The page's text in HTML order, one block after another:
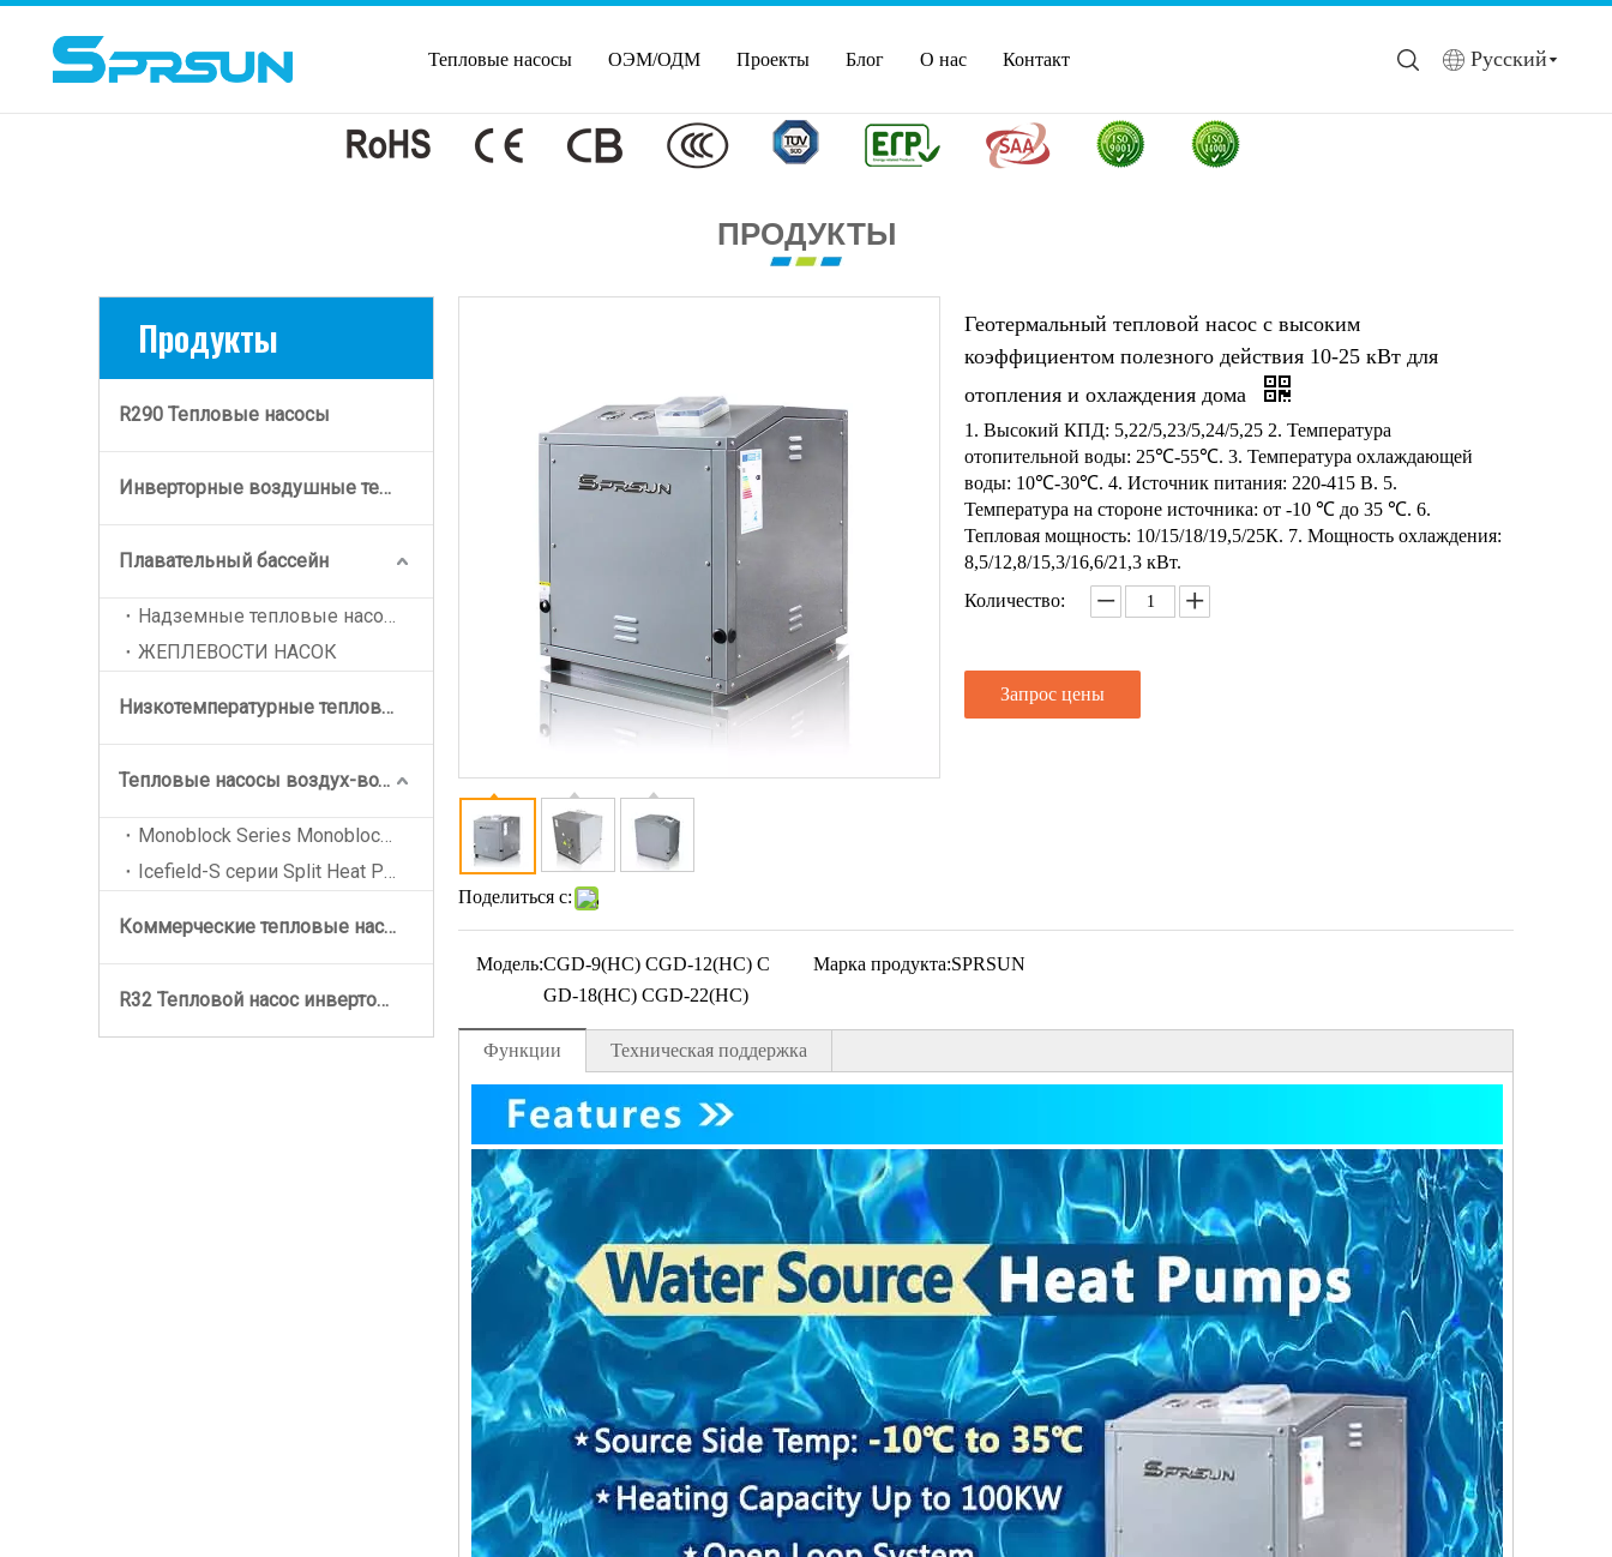
Тепловые насосы ОЭМ/ОДМ Проекты Блог О нас Контакт Pусский
ПРОДУКТЫ
Продукты
R290 Тепловые насосы
Инверторные воздушные тепловые насосы постоянного тока
Плавательный бассейн
Надземные тепловые насосы бассейна
ЖЕПЛЕВОСТИ НАСОК
Низкотемпературные тепловые насосы EVI
Тепловые насосы воздух-вода
Monoblock Series Monoblock Series Monoblock
Icefield-S серии Split Heat Pumps
Коммерческие тепловые насосы
R32 Тепловой насос инвертор DC
Поделиться с:
Геотермальный тепловой насос с высоким
коэффициентом полезного действия 10-25 кВт для
отопления и охлаждения дома
1. Высокий КПД: 5,22/5,23/5,24/5,25 2. Температура
отопительной воды: 25℃-55℃. 3. Температура охлаждающей
воды: 10℃-30℃. 4. Источник питания: 220-415 В. 5.
Температура на стороне источника: от -10 ℃ до 35 ℃. 6.
Тепловая мощность: 10/15/18/19,5/25К. 7. Мощность охлаждения:
8,5/12,8/15,3/16,6/21,3 кВт.
Количество:
Запрос цены
Модель:CGD-9(HC) CGD-12(HC) C
GD-18(HC) CGD-22(HC)
Марка продукта:SPRSUN
Функции Техническая поддержка